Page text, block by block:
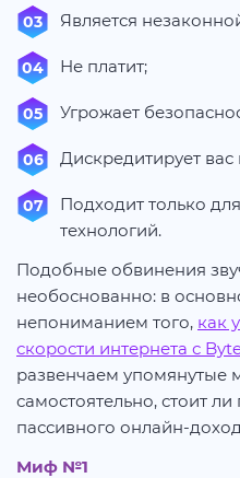
Является
Не платит;
Угрожает
Дискредитирует
Подходит только
технологий.
Подобные обвинения
необоснованно: в
непониманием того, как
скорости интернета с
развенчаем
самостоятельно, стоит
пассивного онлайн-
Миф №1